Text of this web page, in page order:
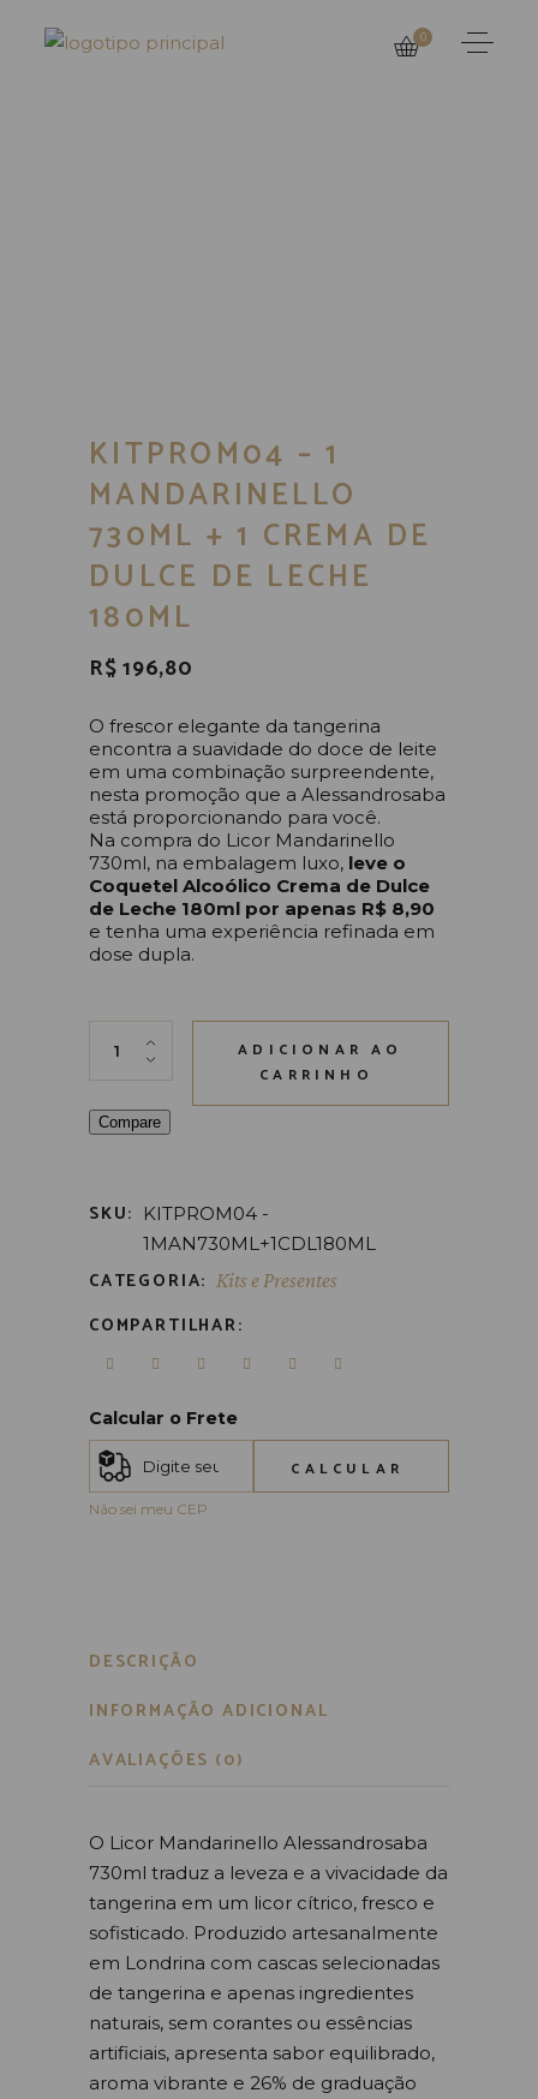
0
KITPROM04 – 1
MANDARINELLO
730ML + 1 CREMA DE
DULCE DE LECHE
180ML
R$196,80
O frescor elegante da tangerina
encontra a suavidade do doce de leite
em uma combinação surpreendente,
nesta promoção que a Alessandrosaba
está proporcionando para você.
Na compra do Licor Mandarinello
730ml, na embalagem luxo, leve o
Coquetel Alcoólico Crema de Dulce
de Leche 180ml por apenas R$ 8,90
e tenha uma experiência refinada em
dose dupla.
KITPROM04 - 1 Mandarinello 730ML + 1 Crema
ADICIONAR AO
CARRINHO
Compare
SKU:
KITPROM04 -
1MAN730ML+1CDL180ML
CATEGORIA: Kits e Presentes
COMPARTILHAR:
Calcular o Frete
CALCULAR
Não sei meu CEP
DESCRIÇÃO
INFORMAÇÃO ADICIONAL
AVALIAÇÕES (0)
O Licor Mandarinello Alessandrosaba
730ml traduz a leveza e a vivacidade da
tangerina em um licor cítrico, fresco e
sofisticado. Produzido artesanalmente
em Londrina com cascas selecionadas
de tangerina e apenas ingredientes
naturais, sem corantes ou essências
artificiais, apresenta sabor equilibrado,
aroma vibrante e 26% de graduação